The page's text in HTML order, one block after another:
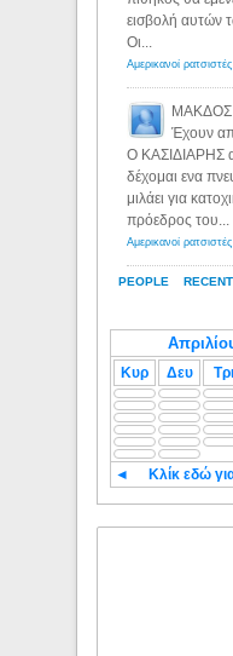
PEOPLE RECENT
εισβολή αυτών
Οι...
ΜΑΚΔΟΣ
Έχουν
Ο ΚΑΣΙΔΙΑΡΗΣ
δέχομαι ενα
μιλάει για
πρόεδρος του...
Κυρ Δευ Τρι
◄ Κλίκ εδώ